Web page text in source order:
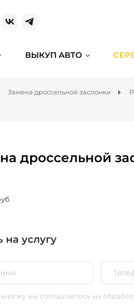
ВЫКУП АВТО
Замена дроссельной заслонки
дроссельной
на услугу
вы соглашаетесь на